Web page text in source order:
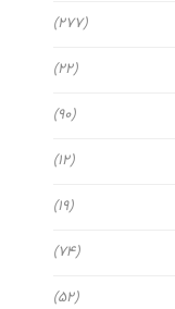
(277)
(22)
(90)
(12)
(19)
(74)
(52)